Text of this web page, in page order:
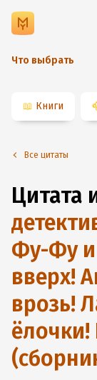
Что выбрать
📖 Книги
Все цитаты
Цитата
Фу-Фу и
вверх!
врозь!